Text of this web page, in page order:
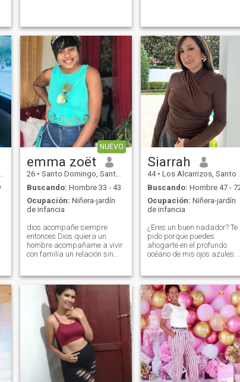
NUEVO
emma zoët
26 • Santo Domingo, Santo Domingo, Rep. Dominicana
Buscando: Hombre 33 - 43
Ocupación: Niñera-jardín
de infancia
dios acompañe siempre
entonces Dios quiera un
hombre acompañame a vivir
con familia un relación sin
Siarrah
44 • Los Alcarrizos, Santo Domingo, Rep. Dominicana
Buscando: Hombre 47 -
Ocupación: Niñera-jardín
de infancia
¿Eres un buen nadador? Te
pido porque puedes
ahogarte en el profundo
océano de mis ojos azules.
nadarás en pasión y amor
miras profundamente en
ojos y decides hacer esto
todos los días y noches. Soy
una persona muy sincera y
honesta, cariñosa, amable,
sociable, inteligente,
apasionada y amigable. y
romántico. - ¿Qué es eso? -
Puedo ser diferente. - ¿Qué
quieres decir? Sé cómo
tratarte y puedo hacerte